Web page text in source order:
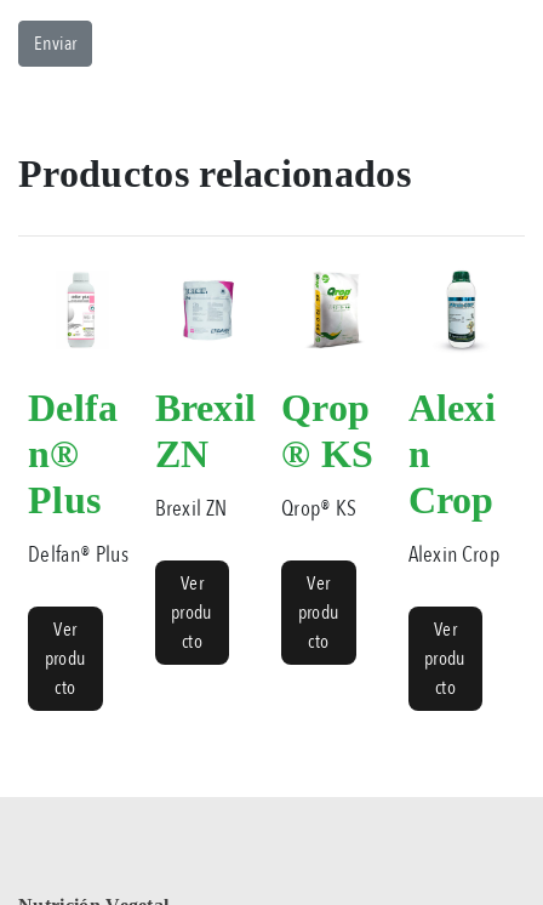
Productos relacionados
Delfa
n®
Plus
Delfan® Plus
Ver
produ
cto
Brexil
ZN
Brexil ZN
Ver
produ
cto
Qrop
® KS
Qrop® KS
Ver
produ
cto
Alexi
n
Crop
Alexin Crop
Ver
produ
cto